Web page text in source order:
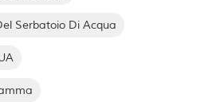
Serbatoio Di Acqua